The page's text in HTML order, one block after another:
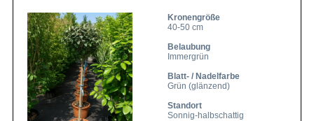
Kronengröße
40-50 cm
Belaubung
Immergrün
Blatt- / Nadelfarbe
Grün (glänzend)
Standort
Sonnig-halbschattig